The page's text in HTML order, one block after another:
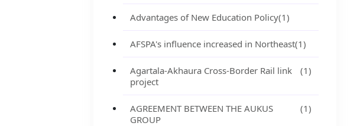
Advantages of New Education Policy(1)
AFSPA's influence increased in Northeast(1)
Agartala-Akhaura Cross-Border Rail link
project
(1)
AGREEMENT BETWEEN THE AUKUS
GROUP
(1)